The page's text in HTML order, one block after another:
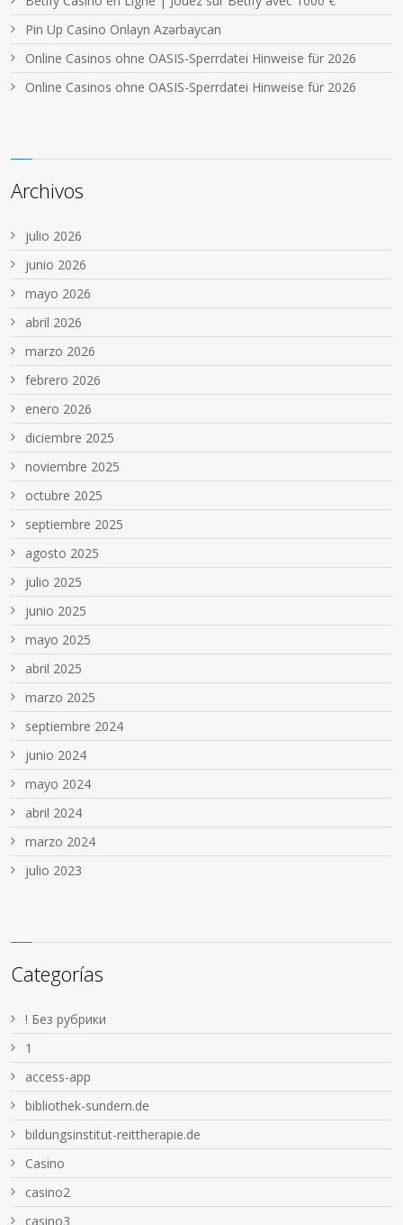
Pin Up Casino Onlayn Azərbaycan
Online Casinos ohne OASIS-Sperrdatei Hinweise für 2026
Online Casinos ohne OASIS-Sperrdatei Hinweise für 2026
Archivos
julio 2026
junio 2026
mayo 2026
abril 2026
marzo 2026
febrero 2026
enero 2026
diciembre 2025
noviembre 2025
octubre 2025
septiembre 2025
agosto 2025
julio 2025
junio 2025
mayo 2025
abril 2025
marzo 2025
septiembre 2024
junio 2024
mayo 2024
abril 2024
marzo 2024
julio 2023
Categorías
! Без рубрики
1
access-app
bibliothek-sundern.de
bildungsinstitut-reittherapie.de
Casino
casino2
casino3